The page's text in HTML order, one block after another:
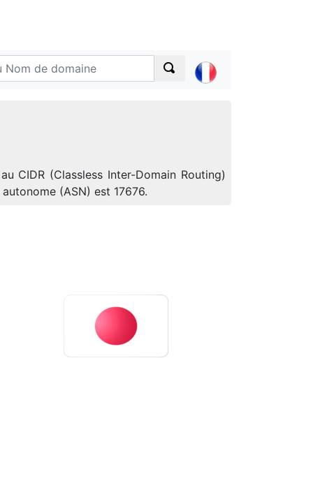
CIDR (Classless Inter-Domain Routing)
(ASN) est 17676.